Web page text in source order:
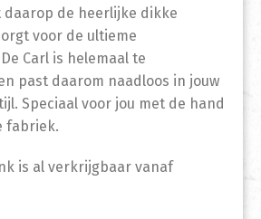
daarop de heerlijke dikke
voor de ultieme
Carl is helemaal te
past daarom naadloos in jouw
Speciaal voor jou met de hand
fabriek.
is al verkrijgbaar vanaf